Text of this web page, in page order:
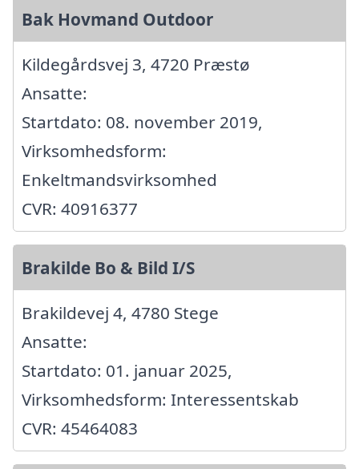
Bak Hovmand Outdoor
Kildegårdsvej 3, 4720 Præstø
Ansatte:
Startdato: 08. november 2019,
Virksomhedsform:
Enkeltmandsvirksomhed
CVR: 40916377
Brakilde Bo & Bild I/S
Brakildevej 4, 4780 Stege
Ansatte:
Startdato: 01. januar 2025,
Virksomhedsform: Interessentskab
CVR: 45464083